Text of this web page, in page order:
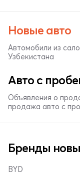
Новые авто
Автомобили из
Узбекистана
Авто с
Объявления о
продажа авто с
Бренды
BYD